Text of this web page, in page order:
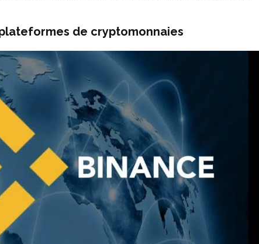
de cryptomonnaies